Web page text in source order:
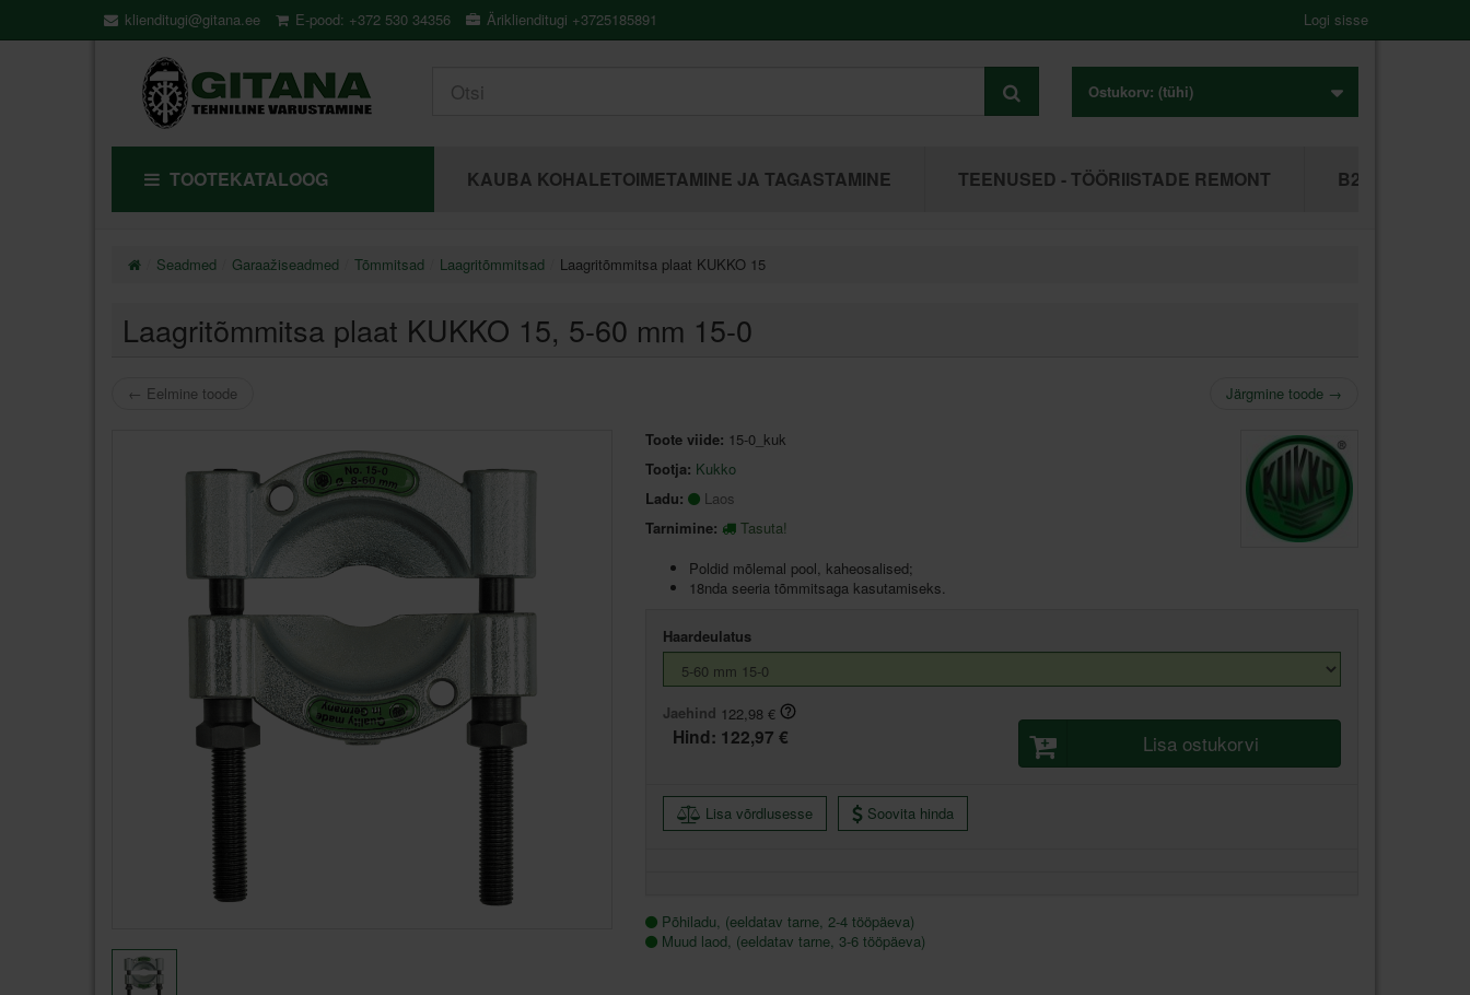
klienditugi@gitana.ee E-pood: +372 530 34356 Äriklienditugi +3725185891 Logi sisse
Ostukorv: (tühi)
TOOTEKATALOOG KAUBA KOHALETOIMETAMINE JA TAGASTAMINE TEENUSED - TÖÖRIISTADE REMONT B2B
Seadmed Garaažiseadmed Tõmmitsad Laagritõmmitsad Laagritõmmitsa plaat KUKKO 15
Laagritõmmitsa plaat KUKKO 15, 5-60 mm 15-0
← Eelmine toode Järgmine toode →
Toote viide: 15-0_kuk
Tootja: Kukko
Ladu:
Laos
Tarnimine:
Tasuta!
Poldid mõlemal pool, kaheosalised;
18nda seeria tõmmitsaga kasutamiseks.
Haardeulatus
Jaehind 122,98 €
Hind: 122,97 € Lisa ostukorvi
Lisa võrdlusesse Soovita hinda
Põhiladu, (eeldatav tarne, 2-4 tööpäeva)
Muud laod, (eeldatav tarne, 3-6 tööpäeva)